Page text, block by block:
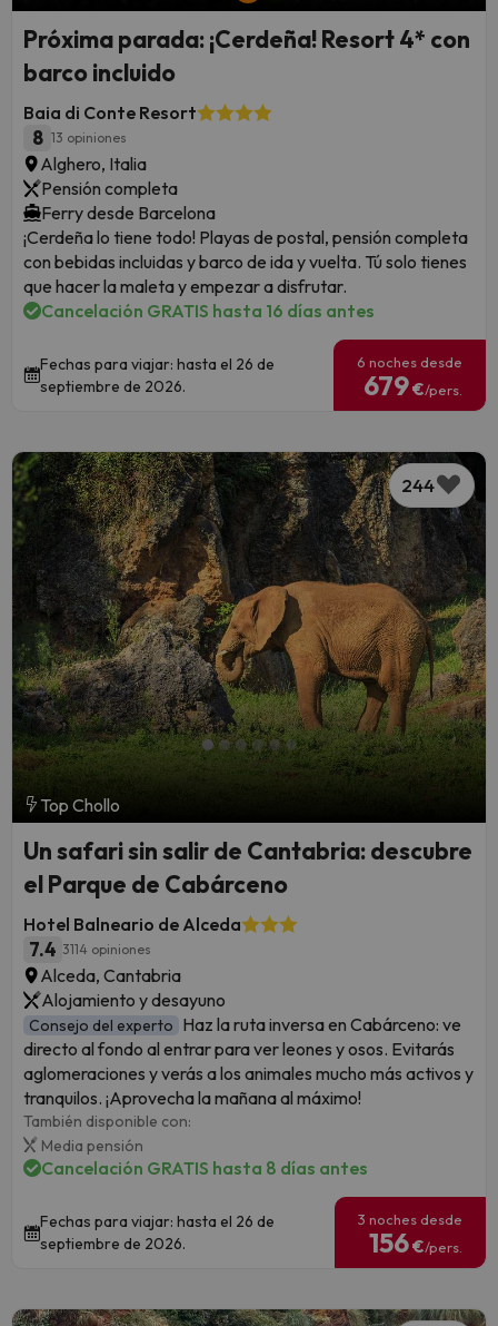
Próxima parada: ¡Cerdeña! Resort 4* con
barco incluido
Baia di Conte Resort
8 13 opiniones
Alghero, Italia
Pensión completa
Ferry desde Barcelona
¡Cerdeña lo tiene todo! Playas de postal, pensión completa
con bebidas incluidas y barco de ida y vuelta. Tú solo tienes
que hacer la maleta y empezar a disfrutar.
Cancelación GRATIS hasta 16 días antes
Fechas para viajar: hasta el 26 de
septiembre de 2026.
6 noches desde
679€/pers.
244
Top Chollo
Un safari sin salir de Cantabria: descubre
el Parque de Cabárceno
Hotel Balneario de Alceda
7.4 3114 opiniones
Alceda, Cantabria
Alojamiento y desayuno
Consejo del experto Haz la ruta inversa en Cabárceno: ve
directo al fondo al entrar para ver leones y osos. Evitarás
aglomeraciones y verás a los animales mucho más activos y
tranquilos. ¡Aprovecha la mañana al máximo!
También disponible con:
Media pensión
Cancelación GRATIS hasta 8 días antes
Fechas para viajar: hasta el 26 de
septiembre de 2026.
3 noches desde
156€/pers.